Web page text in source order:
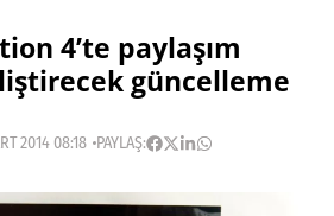
4’te paylaşım
güncelleme
2014 08:18 PAYLAŞ: